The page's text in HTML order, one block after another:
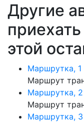
Другие
этой
Маршрутка, 1
Маршрут
Маршрутка, 2
Маршрут
Маршрутка, 3